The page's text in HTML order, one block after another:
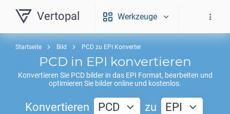
Vertopal Werkzeuge
Startseite Bild PCD zu EPI Konverter
PCD in EPI konvertieren
Konvertieren Sie PCDbilder in das EPI Format, bearbeiten und
optimieren Sie bilder online und kostenlos.
Konvertieren PCD zu EPI